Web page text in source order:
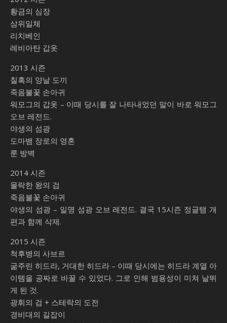
황금의 심장
삼위일체
리치베인
레비아탄 갑옷
2013 시즌
칠흑의 양날 도끼
죽음불꽃 손아귀
워모그의 갑옷 – 이때 당시를 잘 나타내었던 말이 바로 워모그
오브 레전드.
야생의 섬광
도마뱀 장로의 영혼
룬 방벽
2014 시즌
몰락한 왕의 검
죽음불꽃 손아귀
야생의 섬광 – 일명 섬광 오브 레전드. 결국 15시즌 정글탬 개
편과 함께 삭제.
2015 시즌
척후병의 사브르
굶주린 히드라, 거대한 히드라 – 이때 당시에는 히드라 계열 아
이템을 공짜로 바꿀 수 있었다. 그로 인해 범용성이 미쳐 날뛰
게 된 것.
광휘의 검 + 스테락의 도전
경비대의 길잡이